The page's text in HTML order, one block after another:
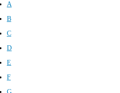
A
B
C
D
E
F